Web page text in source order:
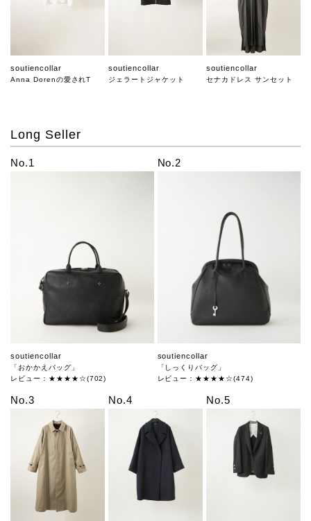
soutiencollar
Anna Dorenの愛されT
soutiencollar
ジェラートジャケット
soutiencollar
セナカドレス サンセット
Long Seller
No.1
soutiencollar
「おかかえバッグ」
レビュー：★★★★☆(702)
No.2
soutiencollar
「しっくりバッグ」
レビュー：★★★★☆(474)
No.3 No.4 No.5